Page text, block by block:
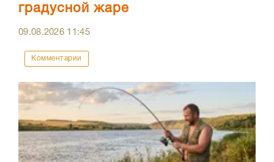
градусной жаре
09.08.2026 11:45
Комментарии